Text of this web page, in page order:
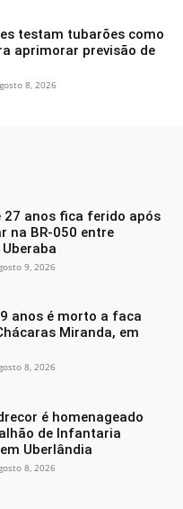
testam tubarões como
aprimorar previsão de
8, 2026
27 anos fica ferido após
na BR-050 entre
9, 2026
anos é morto a faca
Miranda, em
8, 2026
é homenageado
de Infantaria
Uberlândia
8, 2026